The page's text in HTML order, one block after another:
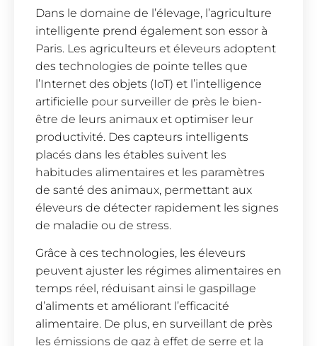
Dans le domaine de l’élevage, l’agriculture
intelligente prend également son essor à
Paris. Les agriculteurs et éleveurs adoptent
des technologies de pointe telles que
l’Internet des objets (IoT) et l’intelligence
artificielle pour surveiller de près le bien-
être de leurs animaux et optimiser leur
productivité. Des capteurs intelligents
placés dans les étables suivent les
habitudes alimentaires et les paramètres
de santé des animaux, permettant aux
éleveurs de détecter rapidement les signes
de maladie ou de stress.
Grâce à ces technologies, les éleveurs
peuvent ajuster les régimes alimentaires en
temps réel, réduisant ainsi le gaspillage
d’aliments et améliorant l’efficacité
alimentaire. De plus, en surveillant de près
les émissions de gaz à effet de serre et la